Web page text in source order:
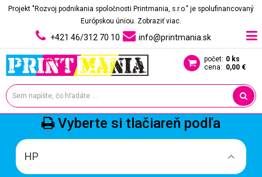
Projekt "Rozvoj podnikania spoločnosti Printmania, s.r.o." je spolufinancovaný
Európskou úniou. Zobraziť viac.
+421 46/312 70 10 info@printmania.sk
počet: 0 ks
cena: 0,00 €
Vyberte si tlačiareň podľa
HP